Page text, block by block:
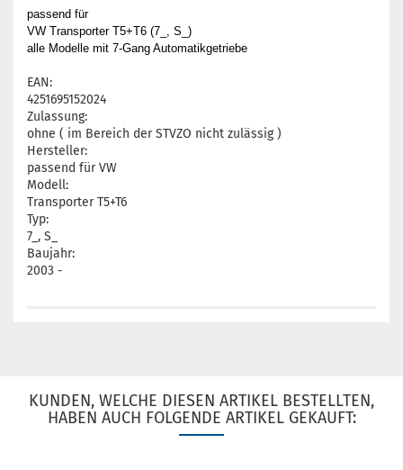
passend für
VW Transporter T5+T6 (7_, S_)
alle Modelle mit 7-Gang Automatikgetriebe
EAN:
4251695152024
Zulassung:
ohne ( im Bereich der STVZO nicht zulässig )
Hersteller:
passend für VW
Modell:
Transporter T5+T6
Typ:
7_, S_
Baujahr:
2003 -
KUNDEN, WELCHE DIESEN ARTIKEL BESTELLTEN,
HABEN AUCH FOLGENDE ARTIKEL GEKAUFT: